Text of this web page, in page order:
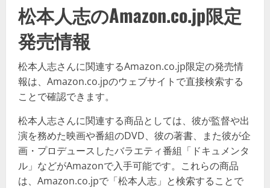
松本人志のAmazon.co.jp限定
発売情報
松本人志さんに関連するAmazon.co.jp限定の発売情
報は、Amazon.co.jpのウェブサイトで直接検索する
ことで確認できます。
松本人志さんに関連する商品としては、彼が監督や出
演を務めた映画や番組のDVD、彼の著書、また彼が企
画・プロデュースしたバラエティ番組「ドキュメンタ
ル」などがAmazonで入手可能です。これらの商品
は、Amazon.co.jpで「松本人志」と検索することで